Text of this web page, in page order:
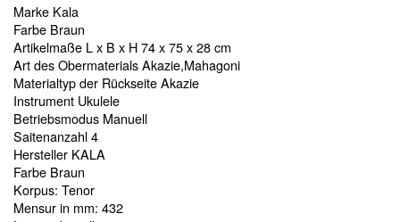
Marke Kala
Farbe Braun
Artikelmaße L x B x H 74 x 75 x 28 cm
Art des Obermaterials Akazie,Mahagoni
Materialtyp der Rückseite Akazie
Instrument Ukulele
Betriebsmodus Manuell
Saitenanzahl 4
Hersteller KALA
Farbe Braun
Korpus: Tenor
Mensur in mm: 432